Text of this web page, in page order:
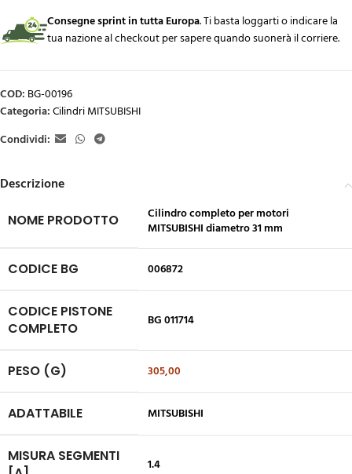
Consegne sprint in tutta Europa. Ti basta loggarti o indicare la
tua nazione al checkout per sapere quando suonerà il corriere.
COD: BG-00196
Categoria:Cilindri MITSUBISHI
Condividi:
Descrizione
NOME PRODOTTO
Cilindro completo per motori
MITSUBISHI diametro 31 mm
CODICE BG 006872
CODICE PISTONE
COMPLETO
BG 011714
PESO (G) 305,00
ADATTABILE MITSUBISHI
MISURA SEGMENTI
1.4